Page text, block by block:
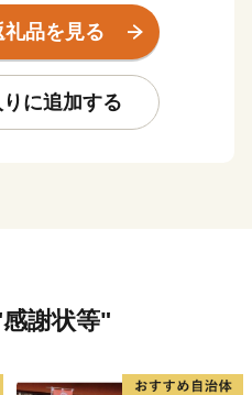
然を生かしながら、町民
とりが創意工夫を重ね、一
力があり安心して暮らせる
するまちを目指していま
品を見る
に追加する
謝状等"